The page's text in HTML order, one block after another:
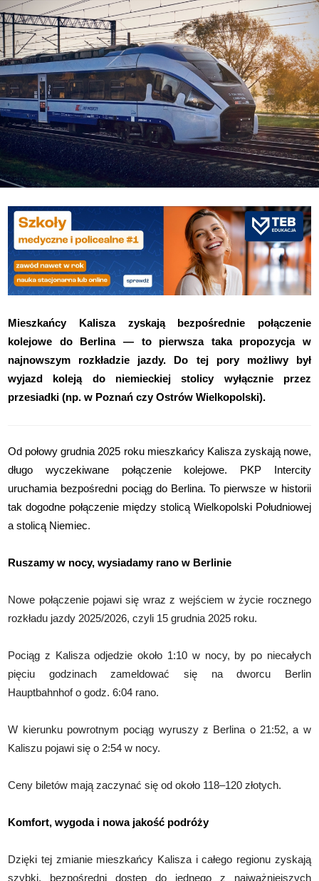
Mieszkańcy Kalisza zyskają bezpośrednie połączenie
kolejowe do Berlina — to pierwsza taka propozycja w
najnowszym rozkładzie jazdy. Do tej pory możliwy był
wyjazd koleją do niemieckiej stolicy wyłącznie przez
przesiadki (np. w Poznań czy Ostrów Wielkopolski).
Od połowy grudnia 2025 roku mieszkańcy Kalisza zyskają nowe,
długo wyczekiwane połączenie kolejowe. PKP Intercity
uruchamia bezpośredni pociąg do Berlina. To pierwsze w historii
tak dogodne połączenie między stolicą Wielkopolski Południowej
a stolicą Niemiec.
Ruszamy w nocy, wysiadamy rano w Berlinie
Nowe połączenie pojawi się wraz z wejściem w życie rocznego
rozkładu jazdy 2025/2026, czyli 15 grudnia 2025 roku.
Pociąg z Kalisza odjedzie około 1:10 w nocy, by po niecałych
pięciu godzinach zameldować się na dworcu Berlin
Hauptbahnhof o godz. 6:04 rano.
W kierunku powrotnym pociąg wyruszy z Berlina o 21:52, a w
Kaliszu pojawi się o 2:54 w nocy.
Ceny biletów mają zaczynać się od około 118–120 złotych.
Komfort, wygoda i nowa jakość podróży
Dzięki tej zmianie mieszkańcy Kalisza i całego regionu zyskają
szybki, bezpośredni dostęp do jednego z najważniejszych